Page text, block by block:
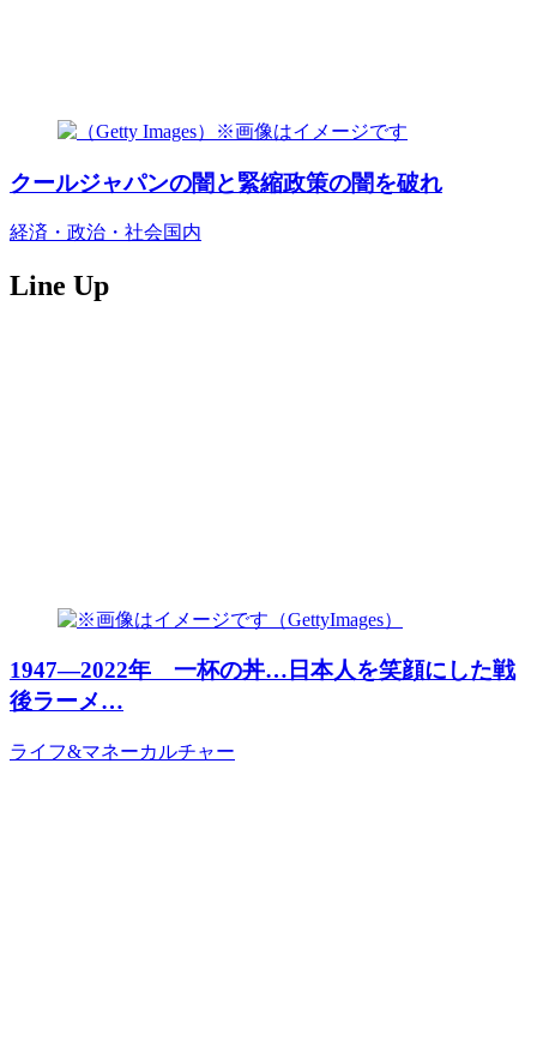
クールジャパンの闇と緊縮政策の闇を破れ
経済・政治・社会国内
Line Up
1947―2022年 一杯の丼…日本人を笑顔にした戦
後ラーメ…
ライフ&マネーカルチャー